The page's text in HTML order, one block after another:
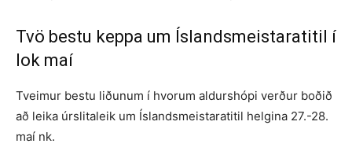
Tvö bestu keppa um Íslandsmeistaratitil í
lok maí
Tveimur bestu liðunum í hvorum aldurshópi verður boðið
að leika úrslitaleik um Íslandsmeistaratitil helgina 27.-28.
maí nk.